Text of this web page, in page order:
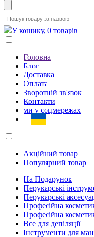
У кошику, 0 товарів
Головна
Блог
Доставка
Оплата
Зворотній зв'язок
Контакти
ми у соцмережах
Акційний товар
Популярний товар
На Подарунок
Перукарські
Перукарські
Професійна
Професійна
Все для депіляції
Інструменти для